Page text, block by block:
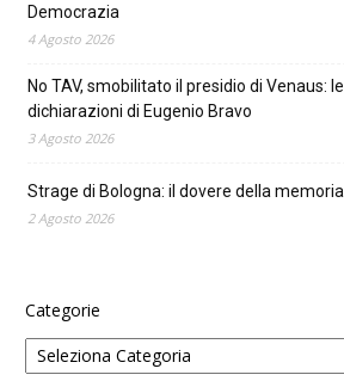
Democrazia
4 Agosto 2026
No TAV, smobilitato il presidio di Venaus: le
dichiarazioni di Eugenio Bravo
3 Agosto 2026
Strage di Bologna: il dovere della memoria
2 Agosto 2026
Categorie